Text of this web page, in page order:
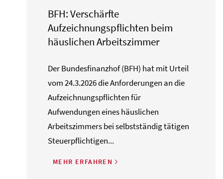
BFH: Verschärfte
Aufzeichnungspflichten beim
häuslichen Arbeitszimmer
Der Bundesfinanzhof (BFH) hat mit Urteil
vom 24.3.2026 die Anforderungen an die
Aufzeichnungspflichten für
Aufwendungen eines häuslichen
Arbeitszimmers bei selbstständig tätigen
Steuerpflichtigen...
MEHR ERFAHREN